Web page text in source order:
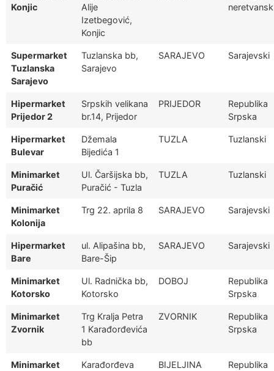
Konjic
Alije
Izetbegović,
Konjic
Supermarket
Tuzlanska
Sarajevo
Tuzlanska bb,
Sarajevo
SARAJEVO Sarajevski
Hipermarket
Prijedor 2
Srpskih velikana
br.14, Prijedor
PRIJEDOR
Republika
Srpska
Hipermarket
Bulevar
Džemala
Bijedića 1
TUZLA Tuzlanski
Minimarket
Puračić
Ul. Čaršijska bb,
Puračić - Tuzla
TUZLA Tuzlanski
Minimarket
Kolonija
Trg 22. aprila 8 SARAJEVO Sarajevski
Hipermarket
Bare
ul. Alipašina bb,
Bare-Šip
SARAJEVO Sarajevski
Minimarket
Kotorsko
Ul. Radnička bb,
Kotorsko
DOBOJ
Republika
Srpska
Minimarket
Zvornik
Trg Kralja Petra
1 Karađorđevića
bb
ZVORNIK
Republika
Srpska
Minimarket
Karađorđeva
BIJELJINA
Republika